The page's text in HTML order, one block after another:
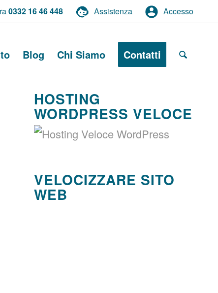
0332 16 46 448 Assistenza Accesso
Blog Chi Siamo Contatti
HOSTING
WORDPRESS VELOCE
VELOCIZZARE SITO
WEB